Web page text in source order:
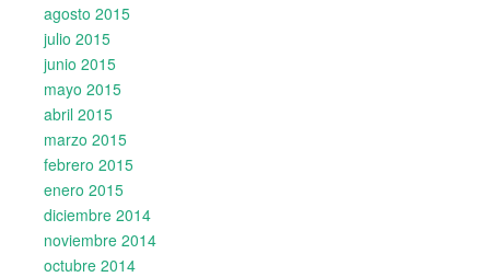
agosto 2015
julio 2015
junio 2015
mayo 2015
abril 2015
marzo 2015
febrero 2015
enero 2015
diciembre 2014
noviembre 2014
octubre 2014